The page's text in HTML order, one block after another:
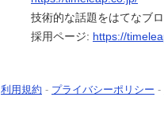
技術的な話題をはてなブ
採用ページ: https://
利用規約 - プライバシーポリシー -